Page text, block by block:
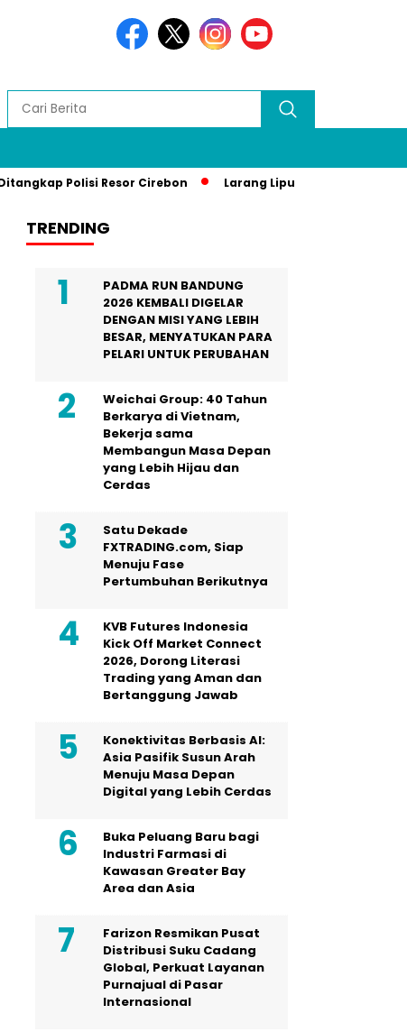
Polisi Resor Cirebon Larang Liputan Media Lokal di Gala
TRENDING
PADMA RUN BANDUNG
2026 KEMBALI DIGELAR
DENGAN MISI YANG LEBIH
BESAR, MENYATUKAN PARA
PELARI UNTUK PERUBAHAN
Weichai Group: 40 Tahun
Berkarya di Vietnam,
Bekerja sama
Membangun Masa Depan
yang Lebih Hijau dan
Cerdas
Satu Dekade
FXTRADING.com, Siap
Menuju Fase
Pertumbuhan Berikutnya
KVB Futures Indonesia
Kick Off Market Connect
2026, Dorong Literasi
Trading yang Aman dan
Bertanggung Jawab
Konektivitas Berbasis AI:
Asia Pasifik Susun Arah
Menuju Masa Depan
Digital yang Lebih Cerdas
Buka Peluang Baru bagi
Industri Farmasi di
Kawasan Greater Bay
Area dan Asia
Farizon Resmikan Pusat
Distribusi Suku Cadang
Global, Perkuat Layanan
Purnajual di Pasar
Internasional